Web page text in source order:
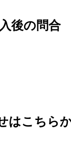
後の問合
はこちら